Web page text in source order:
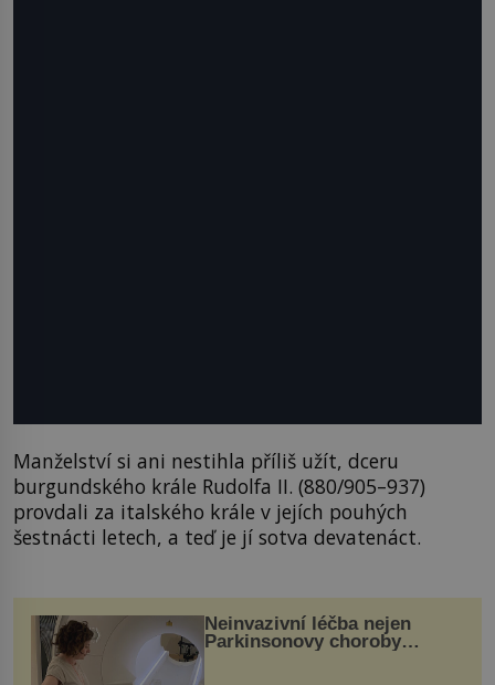
Manželství si ani nestihla příliš užít, dceru
burgundského krále Rudolfa II. (880/905–937)
provdali za italského krále v jejích pouhých
šestnácti letech, a teď je jí sotva devatenáct.
Neinvazivní léčba nejen
Parkinsonovy choroby